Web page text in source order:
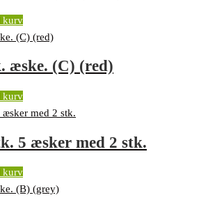
kurv
æske. (C) (red)
kurv
5 æsker med 2 stk.
kurv